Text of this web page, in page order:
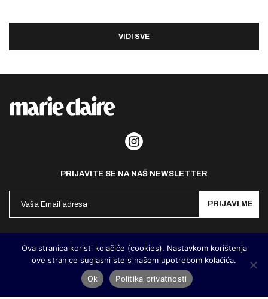
VIDI SVE
PRIJAVITE SE NA NAŠ NEWSLETTER
PRIJAVI ME
MarieClaire Hrvatska 2026. Designed and developed by Cubes
Ova stranica koristi kolačiće (cookies). Nastavkom korištenja
ove stranice suglasni ste s našom upotrebom kolačića.
Ok
Politika privatnosti